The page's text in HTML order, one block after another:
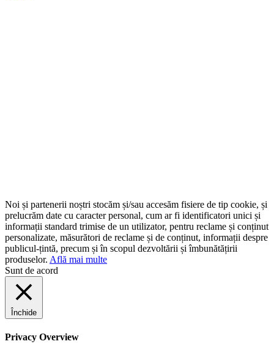
Noi și partenerii noștri stocăm și/sau accesăm fisiere de tip cookie, și
prelucrăm date cu caracter personal, cum ar fi identificatori unici și
informații standard trimise de un utilizator, pentru reclame și conținut
personalizate, măsurători de reclame și de conținut, informații despre
publicul-țintă, precum și în scopul dezvoltării și îmbunătățirii
produselor. Află mai multe
Sunt de acord
Închide
Privacy Overview